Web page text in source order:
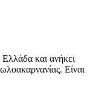
και ανήκει
Είναι